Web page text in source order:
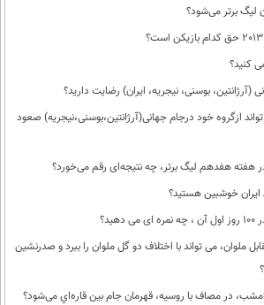
لیگ برتر می‌شود؟
کنید؟
(آرژانتین، بوسنی، نیجریه، ایران) رضایت دارید؟
ازگروه خود درجام جهانی(آرژانتین،بوسنی،نیجریه) صعود
هفته هفدهم لیگ برتر، چه نتیجه‌ای رقم می‌خورد؟
ایران خوشبین هستید؟
ملوان، می تواند با اختلاف دو گل ملوان را ببرد و صدرنشین
امشب، در مصاف با روسیه، قهرمان جام بین قاره‌اي می‌شود؟